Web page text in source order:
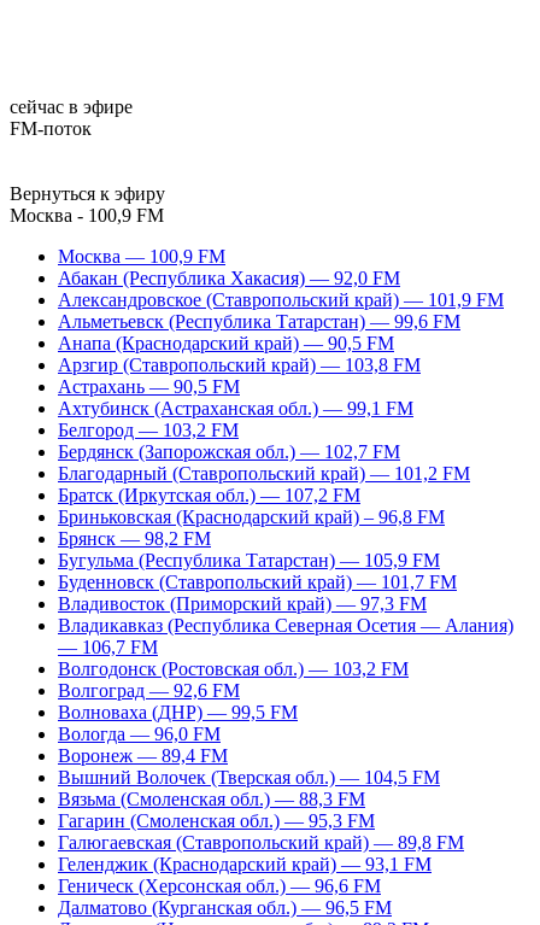
сейчас в эфире
FM-поток
Вернуться к эфиру
Москва - 100,9 FM
Москва — 100,9 FM
Абакан (Республика Хакасия) — 92,0 FM
Александровское (Ставропольский край) — 101,9 FM
Альметьевск (Республика Татарстан) — 99,6 FM
Анапа (Краснодарский край) — 90,5 FM
Арзгир (Ставропольский край) — 103,8 FM
Астрахань — 90,5 FM
Ахтубинск (Астраханская обл.) — 99,1 FM
Белгород — 103,2 FM
Бердянск (Запорожская обл.) — 102,7 FM
Благодарный (Ставропольский край) — 101,2 FM
Братск (Иркутская обл.) — 107,2 FM
Бриньковская (Краснодарский край) – 96,8 FM
Брянск — 98,2 FM
Бугульма (Республика Татарстан) — 105,9 FM
Буденновск (Ставропольский край) — 101,7 FM
Владивосток (Приморский край) — 97,3 FM
Владикавказ (Республика Северная Осетия — Алания)
— 106,7 FM
Волгодонск (Ростовская обл.) — 103,2 FM
Волгоград — 92,6 FM
Волноваха (ДНР) — 99,5 FM
Вологда — 96,0 FM
Воронеж — 89,4 FM
Вышний Волочек (Тверская обл.) — 104,5 FM
Вязьма (Смоленская обл.) — 88,3 FM
Гагарин (Смоленская обл.) — 95,3 FM
Галюгаевская (Ставропольский край) — 89,8 FM
Геленджик (Краснодарский край) — 93,1 FM
Геническ (Херсонская обл.) — 96,6 FM
Далматово (Курганская обл.) — 96,5 FM